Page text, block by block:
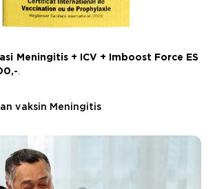
Meningitis + ICV + Imboost Force ES
vaksin Meningitis